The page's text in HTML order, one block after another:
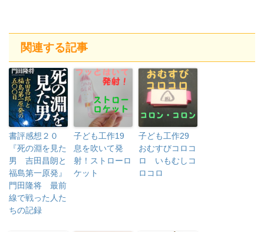
関連する記事
書評感想２０
『死の淵を見た
男 吉田昌朗と
福島第一原発』
門田隆将 最前
線で戦った人た
ちの記録
子ども工作19
息を吹いて発
射！ストローロ
ケット
子ども工作29
おむすびコロコ
ロ いもむしコ
ロコロ